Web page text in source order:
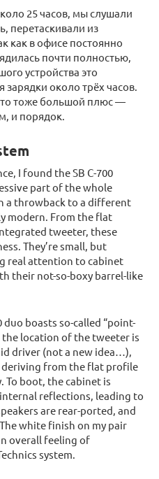
25 часов, мы слушали
перетаскивали из
как в офисе постоянно
почти полностью,
устройства это
около трёх часов.
тоже большой плюс —
и порядок.
I found the SB C-700
part of the whole
a throwback to a different
modern. From the flat
tweeter, these
They’re small, but
real attention to cabinet
their not-so-boxy barrel-like
duo boasts so-called “point-
location of the tweeter is
driver (not a new idea…),
deriving from the flat profile
To boot, the cabinet is
reflections, leading to
are rear-ported, and
white finish on my pair
overall feeling of
system.